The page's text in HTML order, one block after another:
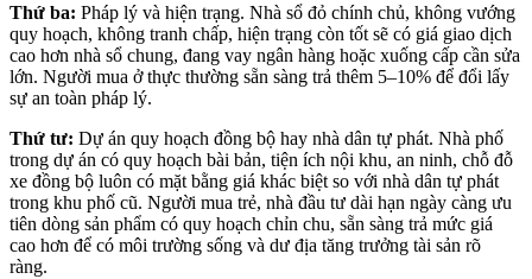
Thứ ba: Pháp lý và hiện trạng. Nhà sổ đỏ chính chủ, không vướng
quy hoạch, không tranh chấp, hiện trạng còn tốt sẽ có giá giao dịch
cao hơn nhà sổ chung, đang vay ngân hàng hoặc xuống cấp cần sửa
lớn. Người mua ở thực thường sẵn sàng trả thêm 5–10% để đổi lấy
sự an toàn pháp lý.
Thứ tư: Dự án quy hoạch đồng bộ hay nhà dân tự phát. Nhà phố
trong dự án có quy hoạch bài bản, tiện ích nội khu, an ninh, chỗ đỗ
xe đồng bộ luôn có mặt bằng giá khác biệt so với nhà dân tự phát
trong khu phố cũ. Người mua trẻ, nhà đầu tư dài hạn ngày càng ưu
tiên dòng sản phẩm có quy hoạch chỉn chu, sẵn sàng trả mức giá
cao hơn để có môi trường sống và dư địa tăng trưởng tài sản rõ
ràng.